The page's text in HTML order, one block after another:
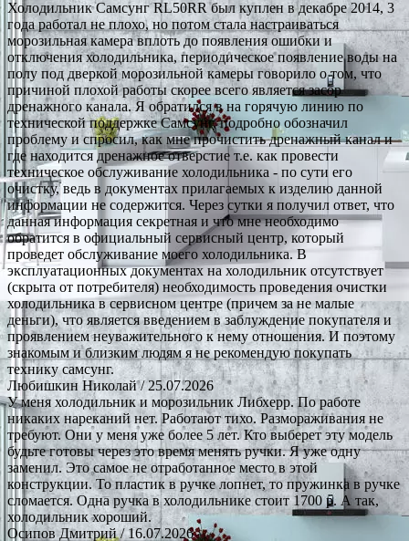
Холодильник Самсунг RL50RR был куплен в декабре 2014, 3
года работал не плохо, но потом стала настраиваться
морозильная камера вплоть до появления ошибки и
отключения холодильника, периодическое появление воды на
полу под дверкой морозильной камеры говорило о том, что
причиной плохой работы скорее всего является засор
дренажного канала. Я обратился в на горячую линию по
технической поддержке Самсунг, подробно обозначил
проблему и спросил, как мне прочистить дренажный канал и
где находится дренажное отверстие т.е. как провести
техническое обслуживание холодильника - по сути его
очистку, ведь в документах прилагаемых к изделию данной
информации не содержится. Через сутки я получил ответ, что
данная информация секретная и что мне необходимо
обратится в официальный сервисный центр, который
проведет обслуживание моего холодильника. В
эксплуатационных документах на холодильник отсутствует
(скрыта от потребителя) необходимость проведения очистки
холодильника в сервисном центре (причем за не малые
деньги), что является введением в заблуждение покупателя и
проявлением неуважительного к нему отношения. И поэтому
знакомым и близким людям я не рекомендую покупать
технику самсунг.
Любишкин Николай/ 25.07.2026
У меня холодильник и морозильник Либхерр. По работе
никаких нареканий нет. Работают тихо. Размораживания не
требуют. Они у меня уже более 5 лет. Кто выберет эту модель
будьте готовы через это время менять ручки. Я уже одну
заменил. Это самое не отработанное место в этой
конструкции. То пластик в ручке лопнет, то пружинка в ручке
сломается. Одна ручка в холодильнике стоит 1700 р. А так,
холодильник хороший.
Осипов Дмитрий/ 16.07.2026